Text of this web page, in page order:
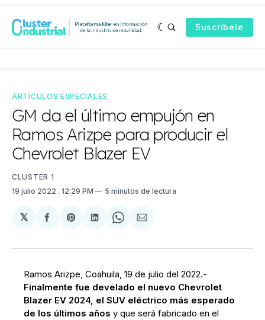
Suscríbete
ARTÍCULOS ESPECIALES
GM da el último empujón en
Ramos Arizpe para producir el
Chevrolet Blazer EV
CLUSTER 1
19 julio 2022 . 12:29 PM 5 minutos de lectura
𝕏
Compartir
Facebook
Share
Pinterest
Compartir
LinkedIn
Share
WhatsApp
Compartir
Email
Ramos Arizpe, Coahuila, 19 de julio del 2022.-
Finalmente fue develado el nuevo Chevrolet
Blazer EV 2024, el SUV eléctrico más esperado
de los últimos años y que será fabricado en el